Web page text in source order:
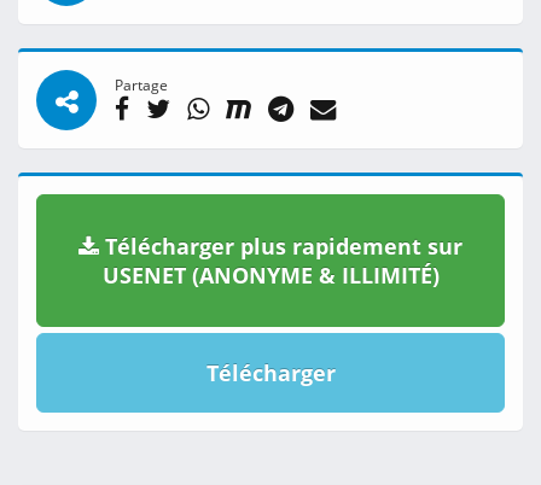
Partage
Télécharger plus rapidement sur
USENET (ANONYME & ILLIMITÉ)
Télécharger